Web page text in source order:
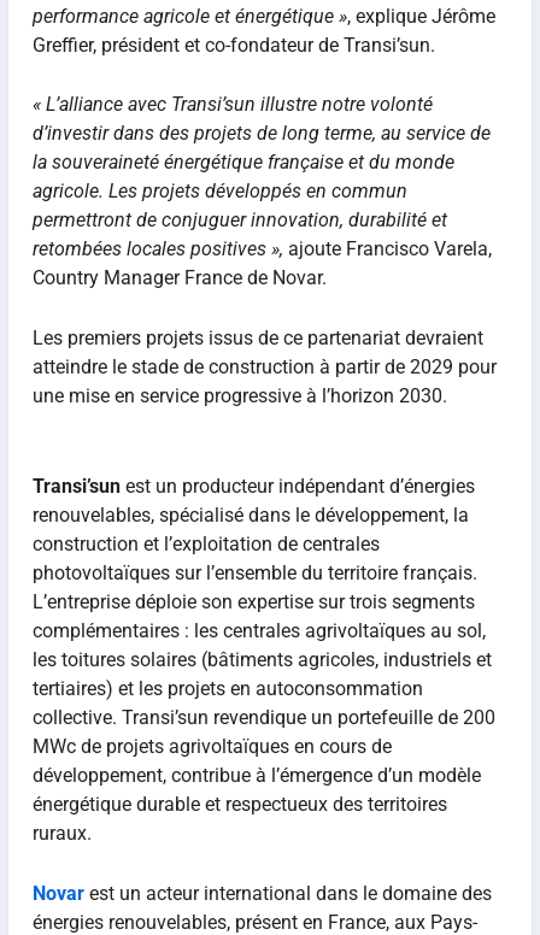
performance agricole et énergétique », explique Jérôme
Greffier, président et co-fondateur de Transi’sun.
« L’alliance avec Transi’sun illustre notre volonté
d’investir dans des projets de long terme, au service de
la souveraineté énergétique française et du monde
agricole. Les projets développés en commun
permettront de conjuguer innovation, durabilité et
retombées locales positives », ajoute Francisco Varela,
Country Manager France de Novar.
Les premiers projets issus de ce partenariat devraient
atteindre le stade de construction à partir de 2029 pour
une mise en service progressive à l’horizon 2030.
Transi’sunest un producteur indépendant d’énergies
renouvelables, spécialisé dans le développement, la
construction et l’exploitation de centrales
photovoltaïques sur l’ensemble du territoire français.
L’entreprise déploie son expertise sur trois segments
complémentaires : les centrales agrivoltaïques au sol,
les toitures solaires (bâtiments agricoles, industriels et
tertiaires) et les projets en autoconsommation
collective. Transi’sun revendique un portefeuille de 200
MWc de projets agrivoltaïques en cours de
développement, contribue à l’émergence d’un modèle
énergétique durable et respectueux des territoires
ruraux.
Novar est un acteur international dans le domaine des
énergies renouvelables, présent en France, aux Pays-